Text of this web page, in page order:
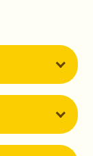
ポイントが貯ま
プリダウンロー